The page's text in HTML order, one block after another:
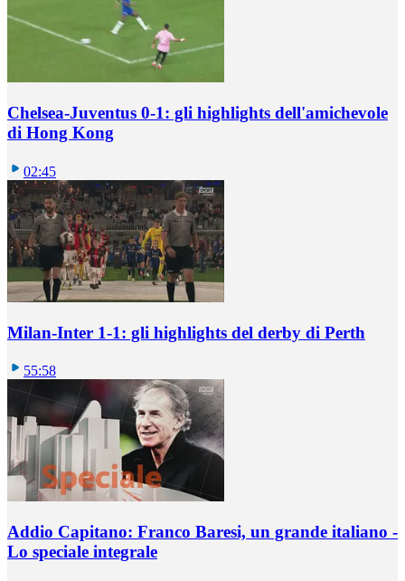
Chelsea-Juventus 0-1: gli highlights dell'amichevole
di Hong Kong
02:45
Milan-Inter 1-1: gli highlights del derby di Perth
55:58
Addio Capitano: Franco Baresi, un grande italiano -
Lo speciale integrale